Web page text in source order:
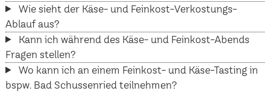
Wie sieht der Käse- und Feinkost-Verkostungs-
Ablauf aus?
Kann ich während des Käse- und Feinkost-Abends
Fragen stellen?
Wo kann ich an einem Feinkost- und Käse-Tasting in
bspw. Bad Schussenried teilnehmen?